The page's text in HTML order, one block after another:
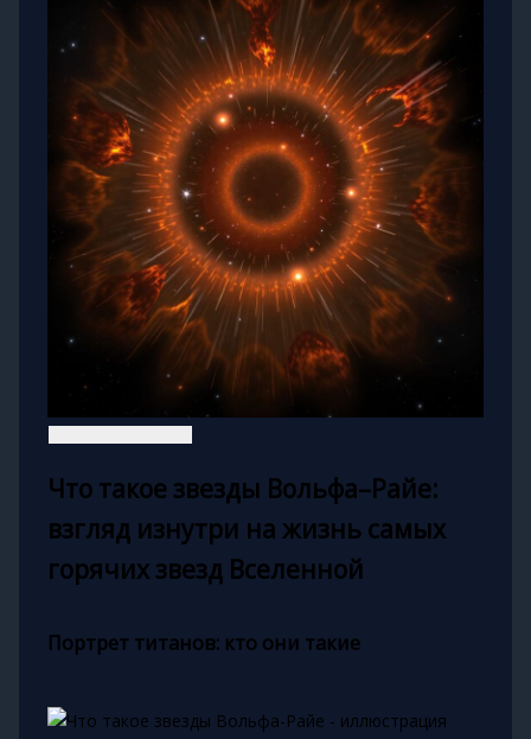
Что такое звезды Вольфа–Райе:
взгляд изнутри на жизнь самых
горячих звезд Вселенной
Портрет титанов: кто они такие